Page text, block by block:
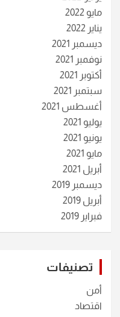
مايو 2022
يناير 2022
ديسمبر 2021
نوفمبر 2021
أكتوبر 2021
سبتمبر 2021
أغسطس 2021
يوليو 2021
يونيو 2021
مايو 2021
أبريل 2021
ديسمبر 2019
أبريل 2019
فبراير 2019
تصنيفات
أمن
اقتصاد